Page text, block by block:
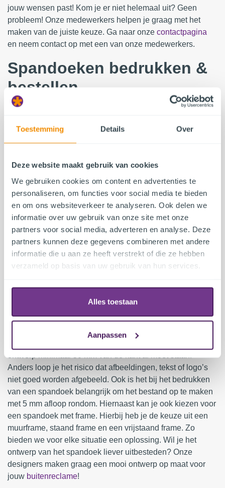
Toestemming Details Over
Deze website maakt gebruik van cookies
We gebruiken cookies om content en advertenties te
personaliseren, om functies voor social media te bieden
en om ons websiteverkeer te analyseren. Ook delen we
informatie over uw gebruik van onze site met onze
partners voor social media, adverteren en analyse. Deze
partners kunnen deze gegevens combineren met andere
informatie die u aan ze heeft verstrekt of die ze hebben
verzameld op basis van uw gebruik van hun services.
Alles toestaan
Aanpassen
jouw wensen past! Kom je er niet helemaal uit? Geen
probleem! Onze medewerkers helpen je graag met het
maken van de juiste keuze. Ga naar onze contactpagina
en neem contact op met een van onze medewerkers.
Spandoeken bedrukken &
bestellen
Onze spandoeken zijn verkrijgbaar in verschillende
PVC, een stevig doek dat geschikt is voor in- en outdoor
toepassingen. Ook bieden wij 330 grams mesh doeken
Hierdoor zijn deze doeken winddoorlatend. Nadat het
materiaal is gekozen, is het belangrijk om ook de juiste
afwerkingen aan te geven. Hierbij moet je bijvoorbeeld
denken aan het gebruik van ringen of tunnels op het
reclamedoek. Het formaat van het spandoek wat je wilt
laten bedrukken is vrij te bepalen. Deze moet alleen tussen
de 10 en de 10000 cm vallen. Dit geldt voor de lengte en
de breedte van het doek. Ben je op zoek naar een
recyclebaar spandoek. Kies voor onze PC vrije ECO Pro
Spandoeken ontwerpen
Om te kunnen zorgen dat wij jouw spandoek helemaal
naar wens kunnen bedrukken, dient deze op de juiste
Anders loop je het risico dat afbeeldingen, tekst of logo’s
niet goed worden afgebeeld. Ook is het bij het bedrukken
van een spandoek belangrijk om het bestand op te maken
met 5 mm afloop rondom. Hiernaast kan je ook kiezen voor
een spandoek met frame. Hierbij heb je de keuze uit een
muurframe, staand frame en een vrijstaand frame. Zo
bieden we voor elke situatie een oplossing. Wil je het
ontwerp van het spandoek liever uitbesteden? Onze
designers maken graag een mooi ontwerp op maat voor
jouw buitenreclame!